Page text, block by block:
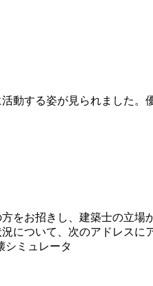
する姿が見られました。
をお招きし、建築士の立場
について、次のアドレスに
シミュレータ